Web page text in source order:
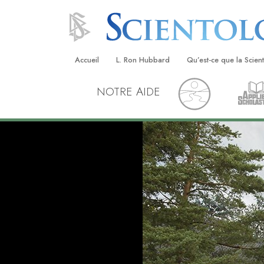
Accueil L. Ron Hubbard Qu’est-ce que la
Croyances et
Credos et Codes de
Les scientologues et la
Rencontrez un
À l’intérieur d’une
Les principes de
Scientologie
La Dianétique : Une
NOTRE AIDE